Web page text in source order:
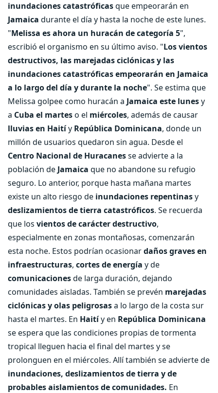
inundaciones catastróficasque empeorarán en
Jamaica durante el día y hasta la noche de este lunes.
"Melissa es ahora un huracán de categoría 5",
escribió el organismo en su último aviso. "Los vientos
destructivos, las marejadas ciclónicas y las
inundaciones catastróficas empeorarán en Jamaica
a lo largo del día y durante la noche". Se estima que
Melissa golpee como huracán a Jamaica este lunesy
a Cuba el marteso el miércoles, además de causar
lluvias en Haitíy República Dominicana, donde un
millón de usuarios quedaron sin agua. Desde el
Centro Nacional de Huracanesse advierte a la
población de Jamaica que no abandone su refugio
seguro. Lo anterior, porque hasta mañana martes
existe un alto riesgo de inundaciones repentinasy
deslizamientos de tierra catastróficos. Se recuerda
que los vientos de carácter destructivo,
especialmente en zonas montañosas, comenzarán
esta noche. Estos podrían ocasionardaños graves en
infraestructuras, cortes de energía y de
comunicacionesde larga duración, dejando
comunidades aisladas. También se prevén marejadas
ciclónicas y olas peligrosasa lo largo de la costa sur
hasta el martes. En Haitíy en República Dominicana
se espera que las condiciones propias de tormenta
tropical lleguen hacia el final del martes y se
prolonguen en el miércoles. Allí también se advierte de
inundaciones, deslizamientos de tierra y de
probables aislamientos de comunidades. En